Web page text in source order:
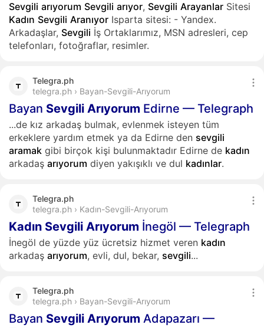
Sevgili arıyorum Sevgili arıyor, Sevgili Arayanlar Sitesi
Kadın Sevgili Aranıyor Isparta sitesi: - Yandex.
Arkadaşlar, Sevgili İş Ortaklarımız, MSN adresleri, cep
telefonları, fotoğraflar, resimler.
Telegra.ph
telegra.ph › Bayan-Sevgili-Arıyorum
Bayan Sevgili Arıyorum Edirne — Telegraph
...de kız arkadaş bulmak, evlenmek isteyen tüm
erkeklere yardım etmek ya da Edirne den sevgili
aramak gibi birçok kişi bulunmaktadır Edirne de kadın
arkadaş arıyorum diyen yakışıklı ve dul kadınlar.
Telegra.ph
telegra.ph › Kadın-Sevgili-Arıyorum
Kadın Sevgili Arıyorum İnegöl — Telegraph
İnegöl de yüzde yüz ücretsiz hizmet veren kadın
arkadaş arıyorum, evli, dul, bekar, sevgili...
Telegra.ph
telegra.ph › Bayan-Sevgili-Arıyorum
Bayan Sevgili Arıyorum Adapazarı —